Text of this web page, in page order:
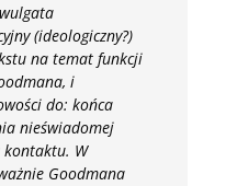
(ideologiczny?)
na temat funkcji
i
do: końca
nieświadomej
kontaktu. W
Goodmana